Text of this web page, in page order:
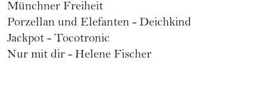
Münchner Freiheit
Porzellan und Elefanten - Deichkind
Jackpot - Tocotronic
Nur mit dir - Helene Fischer